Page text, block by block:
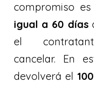
compromiso es
igual a 60 días
el
cancelar. En
devolverá el